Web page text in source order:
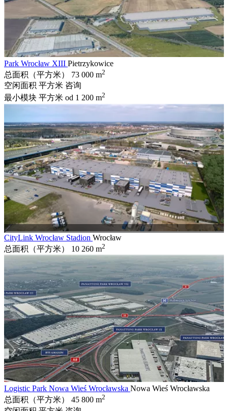
Park Wrocław XIII Pietrzykowice
总面积（平方米）
73 000 m2
空闲面积 平方米 咨询
最小模块 平方米 od 1 200 m2
CityLink Wrocław Stadion Wrocław
总面积（平方米）
10 260 m2
Logistic Park Nowa Wieś Wrocławska Nowa Wieś Wrocławska
总面积（平方米）
45 800 m2